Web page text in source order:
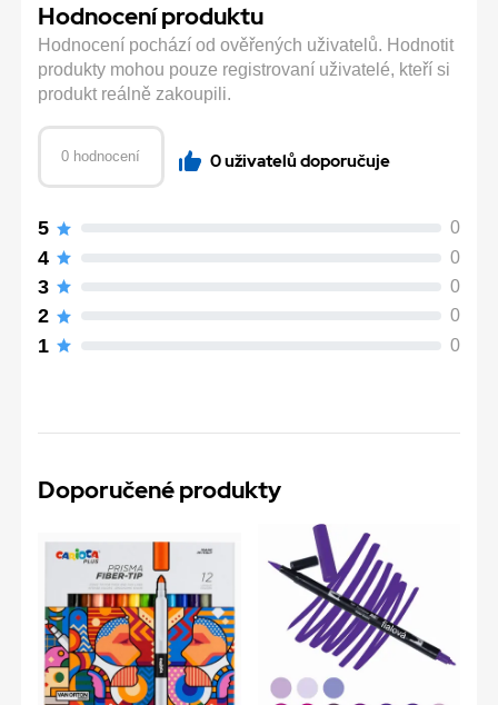
Hodnocení produktu
Hodnocení pochází od ověřených uživatelů. Hodnotit
produkty mohou pouze registrovaní uživatelé, kteří si
produkt reálně zakoupili.
0 hodnocení 0 uživatelů doporučuje
5 0
4 0
3 0
2 0
1 0
Doporučené produkty